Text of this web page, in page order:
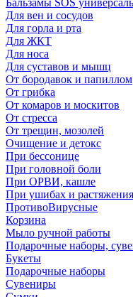
Бальзамы SOS
Для вен и сосудов
Для горла и рта
Для ЖКТ
Для носа
Для суставов и мышц
От бородавок и папиллом
От грибка
От комаров и москитов
От стресса
От трещин, мозолей
Очищение и детокс
При бессонице
При головной боли
При ОРВИ, кашле
При ушибах и
ПротивоВирусные
Корзина
Мыло ручной работы
Подарочные наборы,
Букеты
Подарочные наборы
Сувениры